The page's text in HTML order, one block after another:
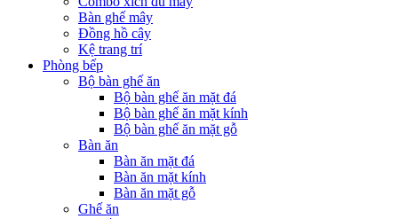
Bàn ghế mây
Đồng hồ cây
Kệ trang trí
Phòng bếp
Bộ bàn ghế ăn
Bộ bàn ghế ăn mặt đá
Bộ bàn ghế ăn mặt kính
Bộ bàn ghế ăn mặt gỗ
Bàn ăn
Bàn ăn mặt đá
Bàn ăn mặt kính
Bàn ăn mặt gỗ
Ghế ăn